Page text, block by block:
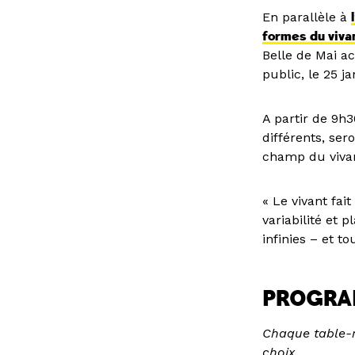
En parallèle à
formes du
Belle de Mai
public, le 25
A partir de
différents,
champ du
« Le vivant
variabilité et
infinies – et
Chaque